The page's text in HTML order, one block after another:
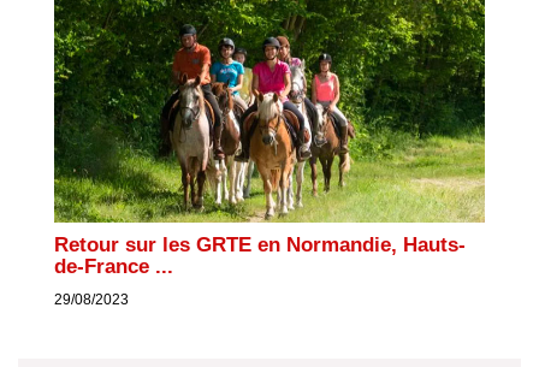
Retour sur les GRTE en Normandie, Hauts-
de-France ...
29/08/2023